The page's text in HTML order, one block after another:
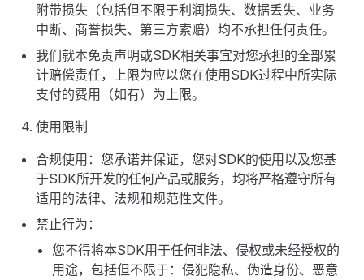
附带损失（包括但不限于利润损失、数据丢失、业务
中断、商誉损失、第三方索赔）均不承担任何责任。
我们就本免责声明或SDK相关事宜对您承担的全部累
计赔偿责任，上限为应以您在使用SDK过程中所实际
支付的费用（如有）为上限。
使用限制
合规使用：您承诺并保证，您对SDK的使用以及您基
于SDK所开发的任何产品或服务，均将严格遵守所有
适用的法律、法规和规范性文件。
禁止行为：
您不得将本SDK用于任何非法、侵权或未经授权的
用途，包括但不限于：侵犯隐私、伪造身份、恶意